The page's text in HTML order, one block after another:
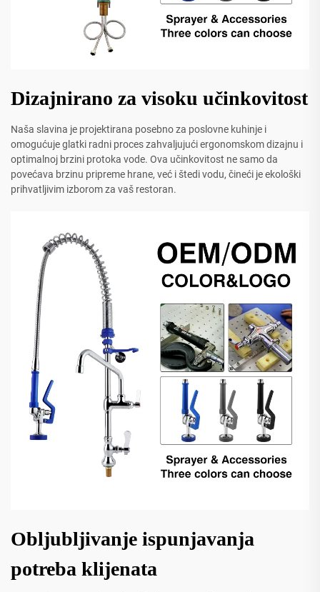
Dizajnirano za visoku učinkovitost
Naša slavina je projektirana posebno za poslovne kuhinje i
omogućuje glatki radni proces zahvaljujući ergonomskom dizajnu i
optimalnoj brzini protoka vode. Ova učinkovitost ne samo da
povećava brzinu pripreme hrane, već i štedi vodu, čineći je ekološki
prihvatljivim izborom za vaš restoran.
Obljubljivanje ispunjavanja
potreba klijenata